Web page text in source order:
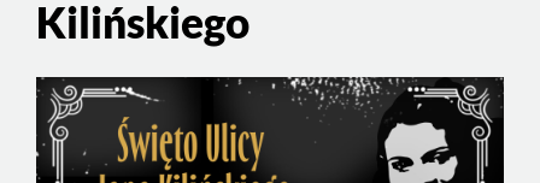
Kilińskiego